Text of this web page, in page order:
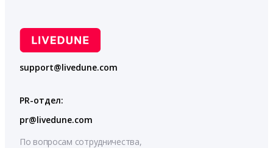
support@livedune.com
PR-отдел:
pr@livedune.com
По вопросам сотрудничества,